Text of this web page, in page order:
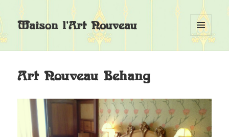
Maison l'Art Nouveau
MENU
EN
Art Nouveau Behang